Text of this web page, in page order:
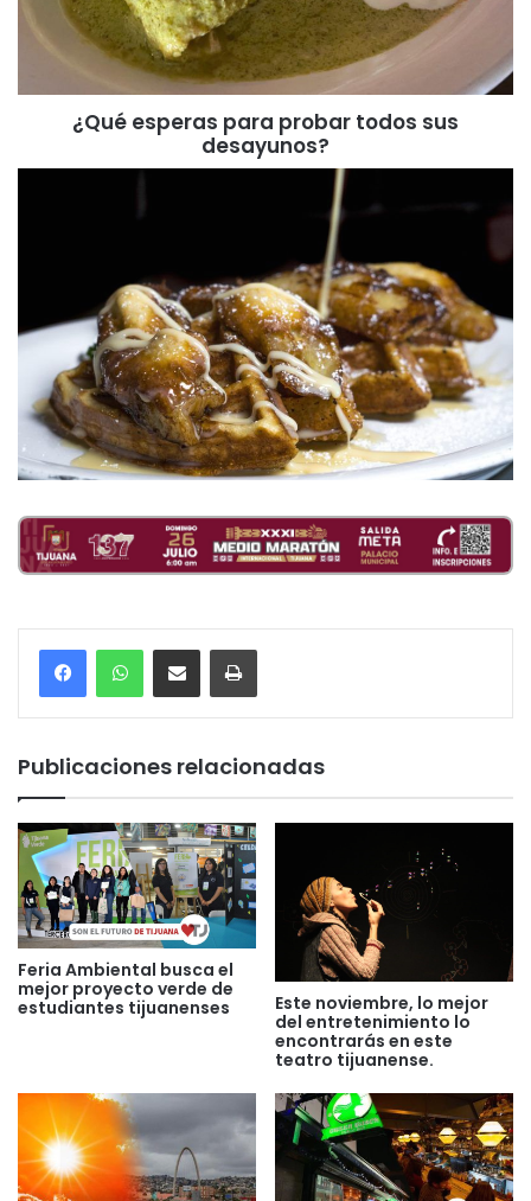
¿Qué esperas para probar todos sus
desayunos?
Compartir por correo electrónicoImprimir
Publicaciones relacionadas
Feria Ambiental busca el
mejor proyecto verde de
estudiantes tijuanenses
Este noviembre, lo mejor
del entretenimiento lo
encontrarás en este
teatro tijuanense.